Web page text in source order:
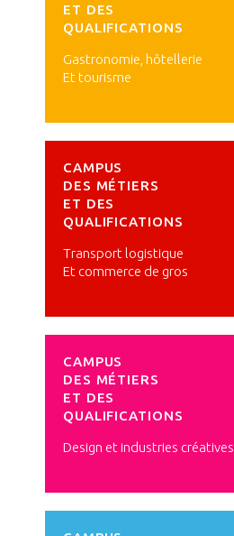
ET DES
QUALIFICATIONS
Gastronomie, hôtellerie
Et tourisme
CAMPUS
DES MÉTIERS
ET DES
QUALIFICATIONS
Transport logistique
Et commerce de gros
CAMPUS
DES MÉTIERS
ET DES
QUALIFICATIONS
Design et industries créatives